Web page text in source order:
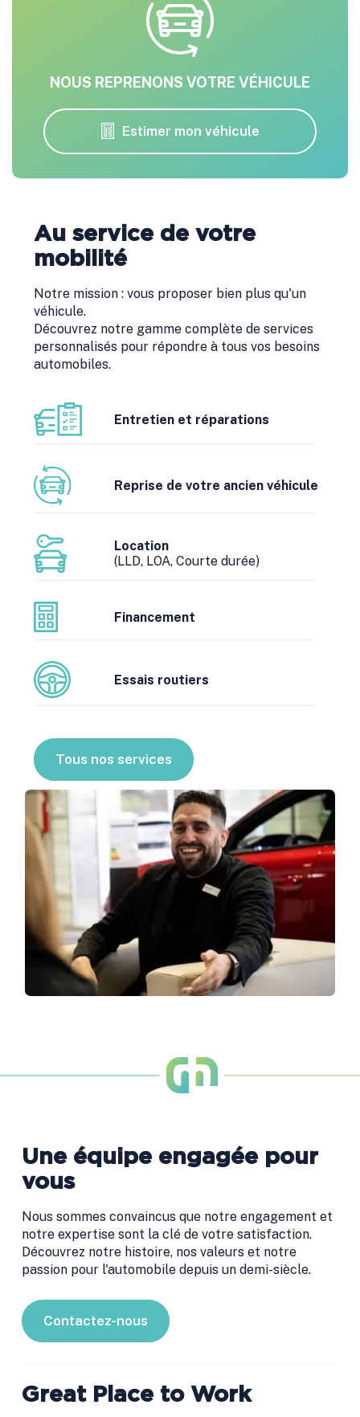
NOUS REPRENONS VOTRE VÉHICULE
Estimer mon véhicule
Au service de votre
mobilité
Notre mission : vous proposer bien plus qu'un
véhicule.
Découvrez notre gamme complète de services
personnalisés pour répondre à tous vos besoins
automobiles.
Entretien et réparations
Reprise de votre ancien véhicule
Location
(LLD, LOA, Courte durée)
Financement
Essais routiers
Tous nos services
Une équipe engagée pour
vous
Nous sommes convaincus que notre engagement et
notre expertise sont la clé de votre satisfaction.
Découvrez notre histoire, nos valeurs et notre
passion pour l'automobile depuis un demi-siècle.
Contactez-nous
Great Place to Work